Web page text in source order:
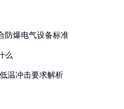
防爆电气设备标准
么
温冲击要求解析